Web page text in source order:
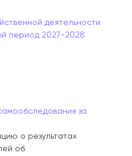
деятельности
период 2027-2028
за
о результатах
об